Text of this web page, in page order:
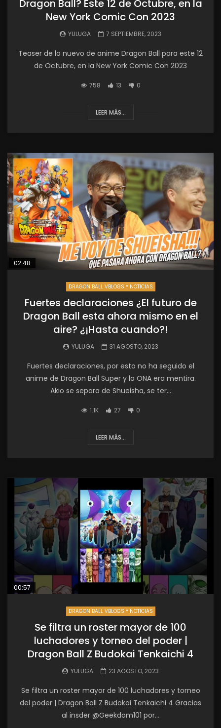
Dragon Ball? Este 12 de Octubre, en la
New York Comic Con 2023
YULUGA 7 SEPTIEMBRE, 2023
Teaser de lo nuevo de anime Dragon Ball para este 12
de Octubre, en la New York Comic Con 2023
758 13 0
LEER MÁS...
02:48
DRAGON BALL VBLOGS Y NOTICIAS
Fuertes declaraciones ¿El futuro de
Dragon Ball esta ahora mismo en el
aire? ¿¡Hasta cuando?!
YULUGA 31 AGOSTO, 2023
Fuertes declaraciones, por esto no ha seguido el
anime de Dragon Ball Super y la ONA era mentira.
Akio se separa de Shueisha, se ter...
1.1K 27 0
LEER MÁS...
00:57
DRAGON BALL VBLOGS Y NOTICIAS
Se filtra un roster mayor de 100
luchadores y torneo del poder |
Dragon Ball Z Budokai Tenkaichi 4
YULUGA 23 AGOSTO, 2023
Se filtra un roster mayor de 100 luchadores y torneo
del poder | Dragon Ball Z Budokai Tenkaichi 4 Gracias
al insder @Geekdom101 por...